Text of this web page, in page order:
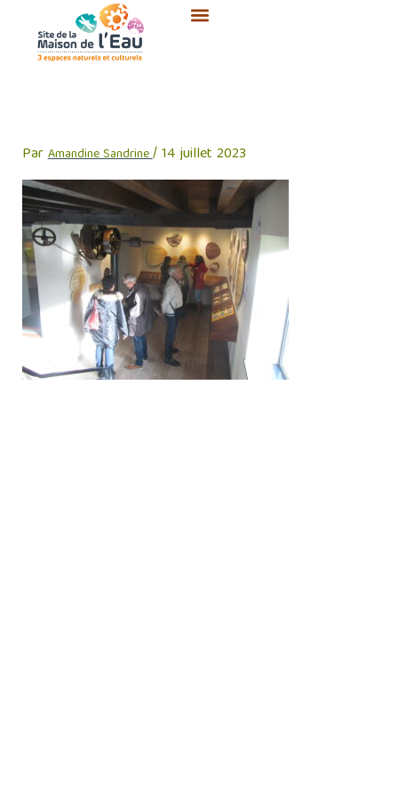
contenu
ParAmandine Sandrine/14 juillet 2023